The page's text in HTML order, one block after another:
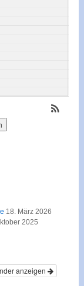
18. März 2026
2025
anzeigen